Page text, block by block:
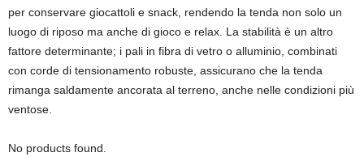
per conservare giocattoli e snack, rendendo la tenda non solo un
luogo di riposo ma anche di gioco e relax. La stabilità è un altro
fattore determinante; i pali in fibra di vetro o alluminio, combinati
con corde di tensionamento robuste, assicurano che la tenda
rimanga saldamente ancorata al terreno, anche nelle condizioni più
ventose.
No products found.